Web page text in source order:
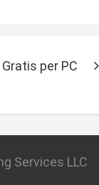
per PC
Services LLC